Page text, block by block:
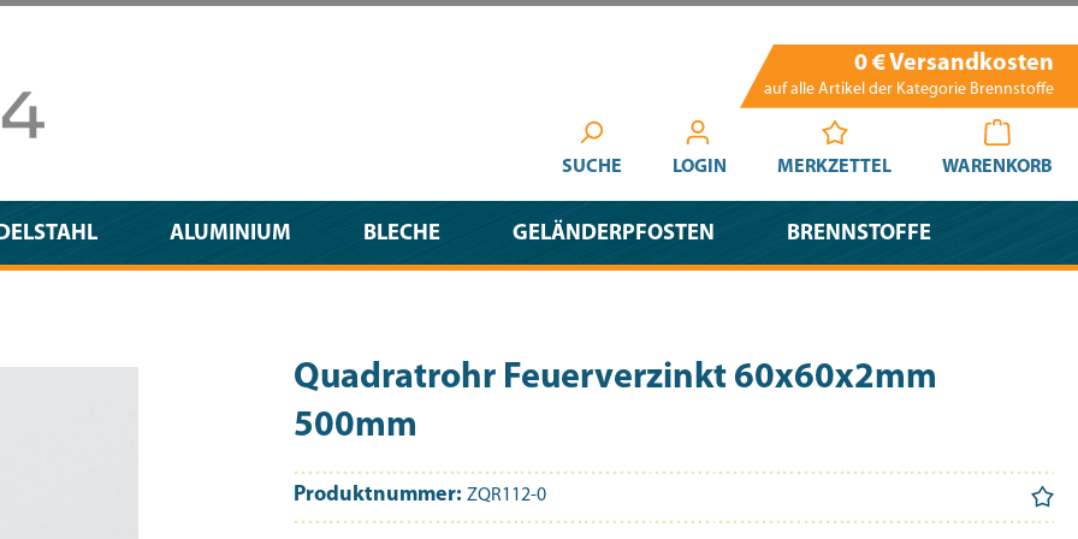
0 € Versandkosten
auf alle Artikel der Kategorie Brennstoffe
SUCHE LOGIN MERKZETTEL WARENKORB
ALUMINIUM BLECHE GELÄNDERPFOSTEN BRENNSTOFFE
Quadratrohr Feuerverzinkt 60x60x2mm
500mm
Produktnummer: ZQR112-0